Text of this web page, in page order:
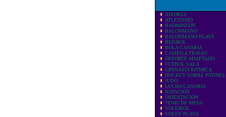
AJEDREZ
ATLETISMO
BADMINTON
BALONMANO
BALONMANO PLAYA
BEISBOL
BOLA CANARIA
CAMPO A TRAVES
DEPORTE ADAPTADO
FUTBOL SALA
GIMNASIA RITMICA
HOCKEY SOBRE PATINES
JUDO
LUCHA CANARIA
NATACION
ORIENTACION
TENIS DE MESA
VOLEIBOL
VOLEY PLAYA